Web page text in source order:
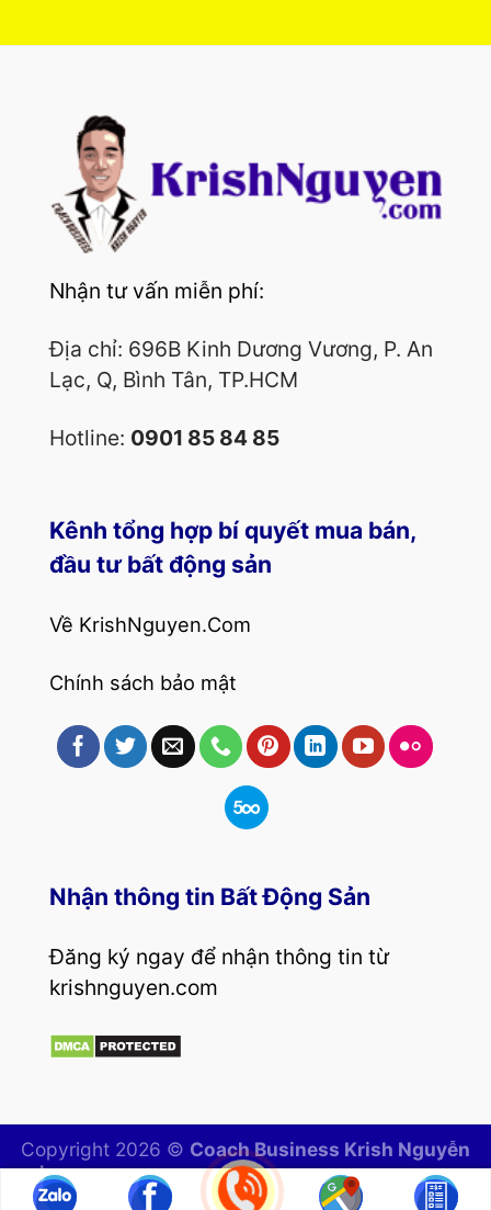
Nhận tư vấn miễn phí:
Địa chỉ: 696B Kinh Dương Vương, P. An
Lạc, Q, Bình Tân, TP.HCM
Hotline: 0901 85 84 85
Kênh tổng hợp bí quyết mua bán,
đầu tư bất động sản
Về KrishNguyen.Com
Chính sách bảo mật
Nhận thông tin Bất Động Sản
Đăng ký ngay để nhận thông tin từ
krishnguyen.com
Copyright 2026 © Coach Business Krish Nguyễn
| Kênh tổng hợp bí quyết mua bán, đầu tư bất
động sản